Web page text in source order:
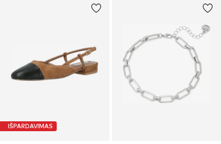
IŠPARDAVIMAS